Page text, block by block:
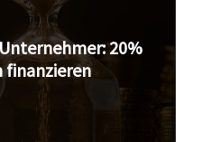
20%
finanzieren